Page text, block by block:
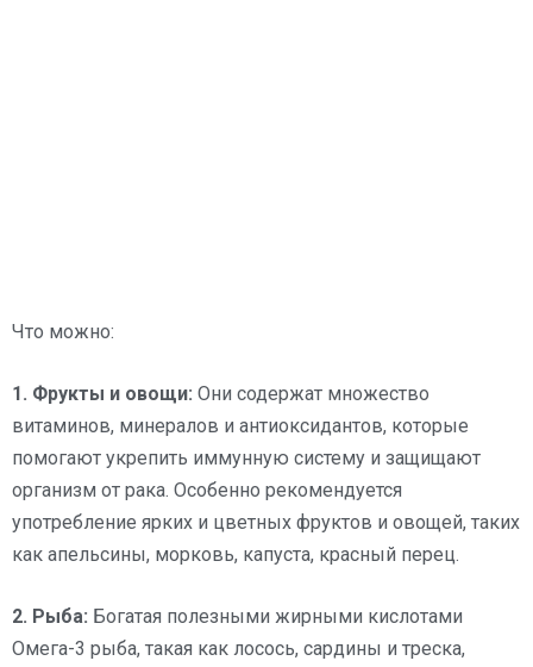
Что можно:
1. Фрукты и овощи: Они содержат множество
витаминов, минералов и антиоксидантов, которые
помогают укрепить иммунную систему и защищают
организм от рака. Особенно рекомендуется
употребление ярких и цветных фруктов и овощей, таких
как апельсины, морковь, капуста, красный перец.
2. Рыба: Богатая полезными жирными кислотами
Омега-3 рыба, такая как лосось, сардины и треска,